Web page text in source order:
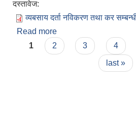
दस्तावेज:
व्यबसाय दर्ता नविकरण तथा कर
Read more
२०७६
Pages
1 2 3 4
last »